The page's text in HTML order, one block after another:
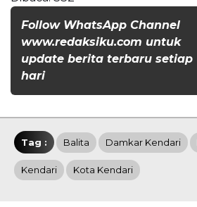
Follow WhatsApp Channel
www.redaksiku.com untuk
update berita terbaru setiap
hari
Tag : Balita Damkar Kendari
Kendari Kota Kendari